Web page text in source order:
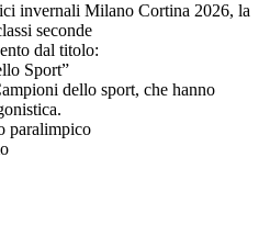
invernali Milano Cortina 2026, la
seconde
dal titolo:
Sport”
dello sport, che hanno
paralimpico